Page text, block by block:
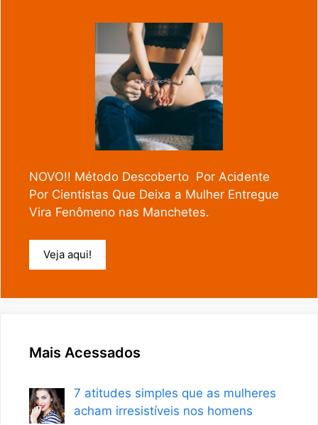
NOVO!! Método Descoberto Por Acidente
Por Cientistas Que Deixa a Mulher Entregue
Vira Fenômeno nas Manchetes.
Veja aqui!
Mais Acessados
7 atitudes simples que as mulheres
acham irresistíveis nos homens